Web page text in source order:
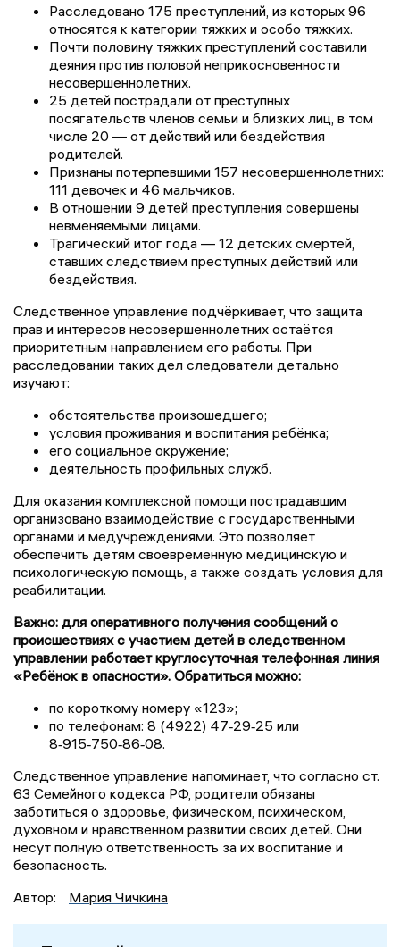
Расследовано 175 преступлений, из которых 96
относятся к категории тяжких и особо тяжких.
Почти половину тяжких преступлений составили
деяния против половой неприкосновенности
несовершеннолетних.
25 детей пострадали от преступных
посягательств членов семьи и близких лиц, в том
числе 20 — от действий или бездействия
родителей.
Признаны потерпевшими 157 несовершеннолетних:
111 девочек и 46 мальчиков.
В отношении 9 детей преступления совершены
невменяемыми лицами.
Трагический итог года — 12 детских смертей,
ставших следствием преступных действий или
бездействия.
Следственное управление подчёркивает, что защита
прав и интересов несовершеннолетних остаётся
приоритетным направлением его работы. При
расследовании таких дел следователи детально
изучают:
обстоятельства произошедшего;
условия проживания и воспитания ребёнка;
его социальное окружение;
деятельность профильных служб.
Для оказания комплексной помощи пострадавшим
организовано взаимодействие с государственными
органами и медучреждениями. Это позволяет
обеспечить детям своевременную медицинскую и
психологическую помощь, а также создать условия для
реабилитации.
Важно: для оперативного получения сообщений о
происшествиях с участием детей в следственном
управлении работает круглосуточная телефонная линия
«Ребёнок в опасности». Обратиться можно:
по короткому номеру «123»;
по телефонам: 8 (4922) 47‑29‑25 или
8‑915‑750‑86‑08.
Следственное управление напоминает, что согласно ст.
63 Семейного кодекса РФ, родители обязаны
заботиться о здоровье, физическом, психическом,
духовном и нравственном развитии своих детей. Они
несут полную ответственность за их воспитание и
безопасность.
Автор:
Мария Чичкина